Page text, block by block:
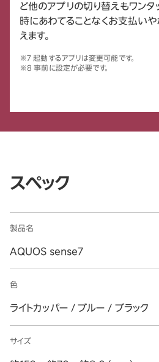
ど他のアプリの切り替えもワンタ
時にあわてることなくお支払い
えます。
※7 起動するアプリは変更可能です。
※8 事前に設定が必要です。
スペック
製品名
AQUOS sense7
色
ライトカッパー / ブルー / ブラック
サイズ